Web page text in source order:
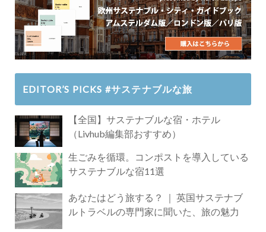
EDITOR’S PICKS #サステナブルな旅
【全国】サステナブルな宿・ホテル
（Livhub編集部おすすめ）
生ごみを循環。コンポストを導入している
サステナブルな宿11選
あなたはどう旅する？ ｜ 英国サステナブ
ルトラベルの専門家に聞いた、旅の魅力